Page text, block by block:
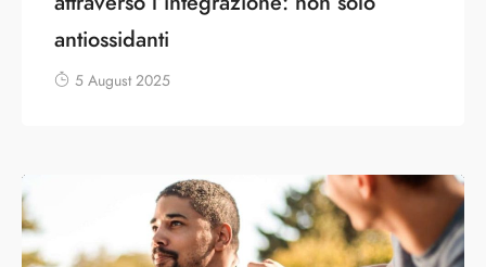
antiossidanti
5 August 2025